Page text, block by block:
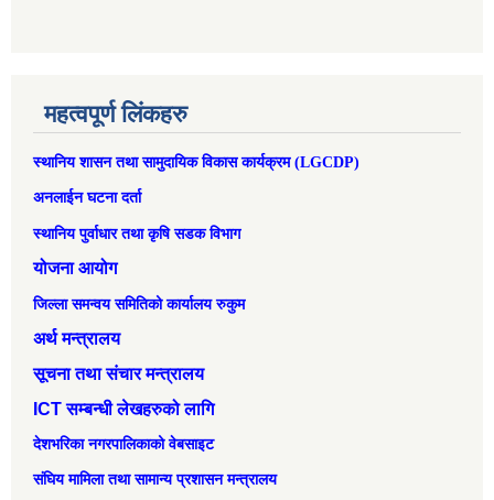
महत्वपूर्ण लिंकहरु
स्थानिय शासन तथा सामुदायिक विकास कार्यक्रम (LGCDP)
अनलाईन घटना दर्ता
स्थानिय पुर्वाधार तथा कृषि सडक विभाग
योजना आयोग
जिल्ला समन्वय समितिको कार्यालय रुकुम
अर्थ मन्त्रालय
सूचना तथा संचार मन्त्रालय
ICT सम्बन्धी लेखहरुको लागि
देशभरिका नगरपालिकाको वेबसाइट
संघिय मामिला तथा सामान्‍य प्रशासन मन्त्रालय